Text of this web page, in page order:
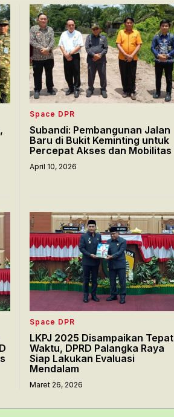
Space DPR
Subandi: Pembangunan Jalan
Baru di Bukit Keminting untuk
Percepat Akses dan Mobilitas
April 10, 2026
Space DPR
LKPJ 2025 Disampaikan Tepat
Waktu, DPRD Palangka Raya
Siap Lakukan Evaluasi
Mendalam
Maret 26, 2026